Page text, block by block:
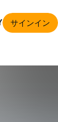
サインイン